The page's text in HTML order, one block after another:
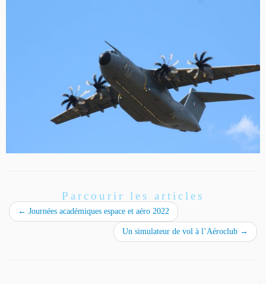
Parcourir les articles
← Journées académiques espace et aéro 2022
Un simulateur de vol à l’Aéroclub →